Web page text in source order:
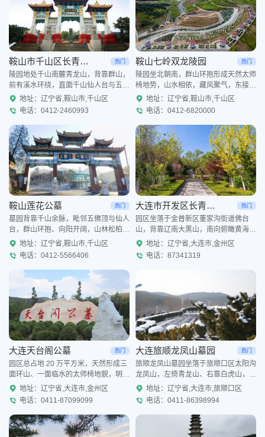
鞍山市千山区长青公墓 热门
陵园地处千山南麓青龙山，背靠群山，
前有溪水环绕，直面千山仙人台与五佛
顶，山林松柏苍翠，花海绿植遍布，园
区配有假山、景观长廊，四季风景雅
致，环境宁静祥和。墓园整体
地址：辽宁省,鞍山市,千山区
电话：0412-2460993
鞍山七岭双龙陵园 热门
陵园坐北朝南，群山环抱形成天然太师
椅地势，山水相依，藏风聚气，东接莲
花群山，南向可见天然卧佛，自然环境
优越。园区打造中式园林景观，巨型青
铜鼎、仿古石门、亭台塔楼
地址：辽宁省,鞍山市,千山区
电话：0412-6820000
鞍山莲花公墓 热门
墓园背靠千山余脉，毗邻五佛顶与仙人
台，群山环抱、向阳开阔，山林松柏茂
密，远离城市喧嚣，山水环境清幽雅
致。园区依山分层建设，建有仿古牌
楼、休憩长廊等中式景观，规划
地址：辽宁省,鞍山市,千山区
电话：0412-5566406
大连市开发区长青墓园 热门
园区坐落于金普新区董家沟街道佛台
山，背靠辽南大黑山，南向俯瞰黄海大
窑湾，毗邻汉代古墓遗址，山水格局开
阔，人文底蕴深厚，开发区城区自驾仅
十余分钟即可抵达，出行祭扫
地址：辽宁省,大连市,金州区
电话：87341319
大连天台阁公墓 热门
园区总占地 20 万平方米，天然形成三
面环山、一面临水的太师椅地貌，明堂
开阔，山林茂密清幽，远离城市喧嚣，
自然环境优越。园区依托山水地势分区
规划，墓型丰富齐全，
地址：辽宁省,大连市,金州区
电话：0411-87099099
大连旅顺龙凤山墓园 热门
旅顺龙凤山墓园坐落于旅顺口区太阳沟
龙凤山，左倚青龙山、右靠白虎山，坐
北朝南，登高可俯瞰旅顺口军港、白玉
山与黄海海景，山海环抱，视野开阔，
自然条件得天独厚。园区总
地址：辽宁省,大连市,旅顺口区
电话：0411-86398994